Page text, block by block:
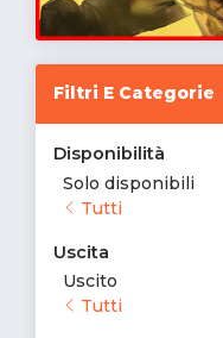
Filtri E Categorie
Disponibilità
Solo disponibili
Tutti
Uscita
Uscito
Tutti